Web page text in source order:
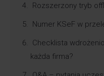
Rozszerzony tryb
Numer KSeF w
Checklista
każda firma?